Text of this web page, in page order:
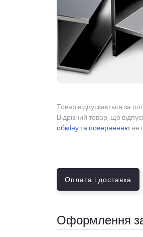
Товар відпускається за
Відрізний товар, що
обміну та поверненню не
Оплата і доставка
Оформлення